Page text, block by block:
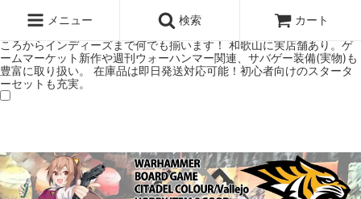
ミアムショップTORAYAMA。通販・オンラインショップです！ ウォー
ハンマーとボードゲームのことなら当店へ！ボードゲームもメジャーど
ころからインディーズまで何でも揃います！ 和歌山に実店舗あり。ゲ
ームマーケット新作や週刊ウォーハンマー関連、サバゲー装備(実物)も
豊富に取り扱い。 在庫品は即日発送対応可能！初心者向けのスタータ
ーセットも充実。
メニュー 検索 カート